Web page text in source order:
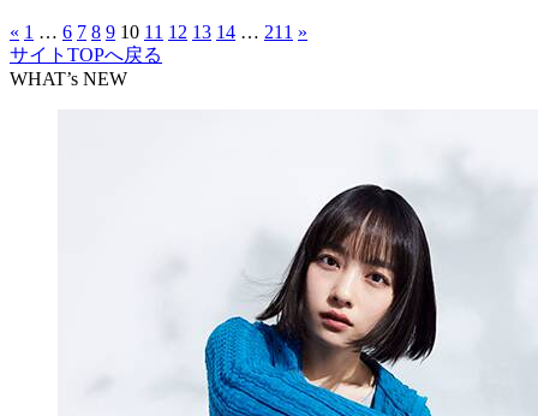
« 1 … 6 7 8 9 10 11 12 13 14 … 211 »
サイトTOPへ戻る
WHAT’s NEW